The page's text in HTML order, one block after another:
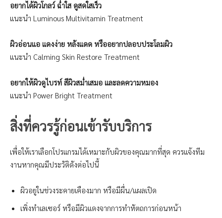
อยากได้ผิวโกลว์ ฉ่ำใส ดูสดใสเร็ว
แนะนำ Luminous Multivitamin Treatment
ผิวอ่อนแอ แดงง่าย หลังแดด หรืออยากปลอบประโลมผิว
แนะนำ Calming Skin Restore Treatment
อยากให้ผิวดูไบรท์ สีผิวสม่ำเสมอ และลดความหมอง
แนะนำ Power Bright Treatment
สิ่งที่ควรรู้ก่อนเข้ารับบริการ
เพื่อให้เราเลือกโปรแกรมได้เหมาะกับผิวของคุณมากที่สุด ควรแจ้งทีม
งานหากคุณมีประวัติดังต่อไปนี้
ผิวอยู่ในช่วงระคายเคืองมาก หรือมีผื่น/แผลเปิด
เพิ่งทำเลเซอร์ หรือมีผิวแดงจากการทำหัตถการก่อนหน้า